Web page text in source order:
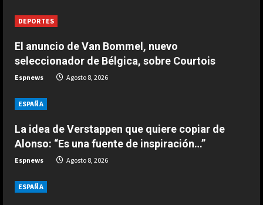
África también se rinde a Gianni
Infantino
Agosto 7, 2026
4
Noruega pide la dimisión de
Infantino
Agosto 7, 2026
DEPORTES
El anuncio de Van Bommel, nuevo
seleccionador de Bélgica, sobre Courtois
Espnews Agosto 8, 2026
ESPAÑA
La idea de Verstappen que quiere copiar de
Alonso: “Es una fuente de inspiración…”
Espnews Agosto 8, 2026
ESPAÑA